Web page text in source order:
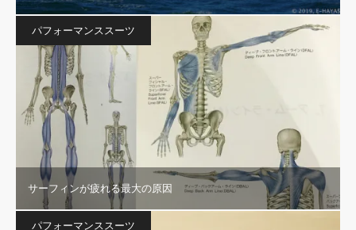
パフォーマンススーツ
サーフィンが疲れる最大の原因
パフォーマンススーツ